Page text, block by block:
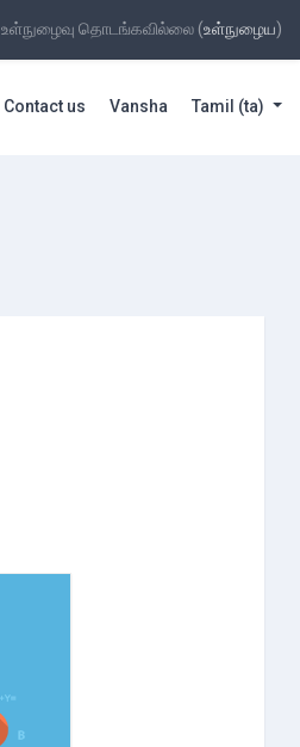
தொடங்கவில்லை (உள்நுழைய)
Contact us Vansha Tamil ‎(ta)‎